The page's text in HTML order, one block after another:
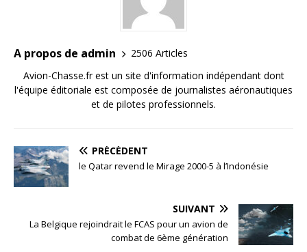
A propos de admin
2506 Articles
Avion-Chasse.fr est un site d'information indépendant dont
l'équipe éditoriale est composée de journalistes aéronautiques
et de pilotes professionnels.
PRÉCÉDENT
le Qatar revend le Mirage 2000-5 à l’Indonésie
SUIVANT
La Belgique rejoindrait le FCAS pour un avion de
combat de 6ème génération